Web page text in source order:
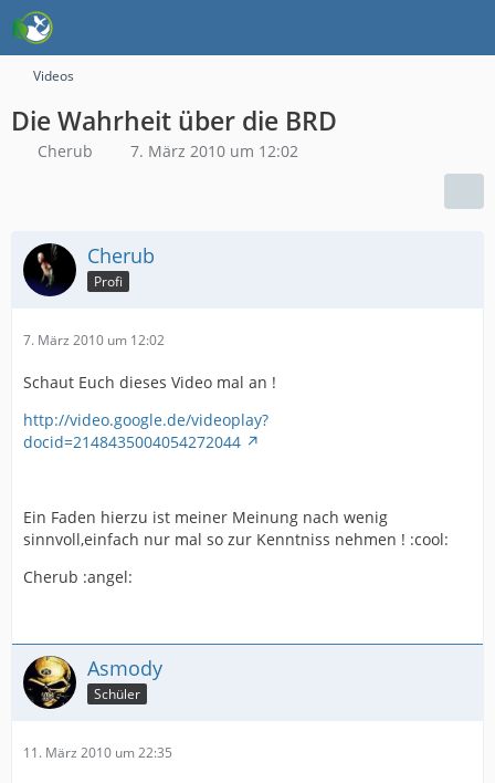
Videos
Die Wahrheit über die BRD
Cherub 7. März 2010 um 12:02
Cherub
Profi
7. März 2010 um 12:02
Schaut Euch dieses Video mal an !
http://video.google.de/videoplay?
docid=2148435004054272044
Ein Faden hierzu ist meiner Meinung nach wenig
sinnvoll,einfach nur mal so zur Kenntniss nehmen ! :cool:
Cherub :angel:
Asmody
Schüler
11. März 2010 um 22:35